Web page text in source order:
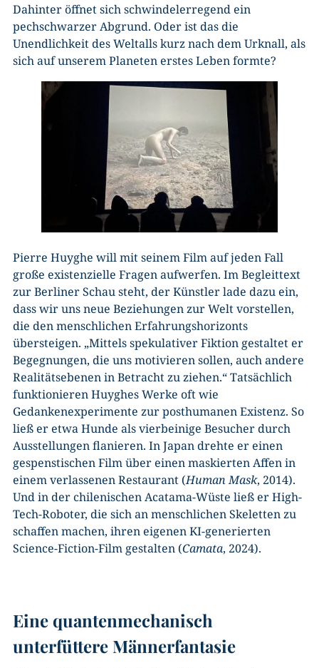
Dahinter öffnet sich schwindelerregend ein
pechschwarzer Abgrund. Oder ist das die
Unendlichkeit des Weltalls kurz nach dem Urknall, als
sich auf unserem Planeten erstes Leben formte?
Pierre Huyghe will mit seinem Film auf jeden Fall
große existenzielle Fragen aufwerfen. Im Begleittext
zur Berliner Schau steht, der Künstler lade dazu ein,
dass wir uns neue Beziehungen zur Welt vorstellen,
die den menschlichen Erfahrungshorizonts
übersteigen. „Mittels spekulativer Fiktion gestaltet er
Begegnungen, die uns motivieren sollen, auch andere
Realitätsebenen in Betracht zu ziehen.“ Tatsächlich
funktionieren Huyghes Werke oft wie
Gedankenexperimente zur posthumanen Existenz. So
ließ er etwa Hunde als vierbeinige Besucher durch
Ausstellungen flanieren. In Japan drehte er einen
gespenstischen Film über einen maskierten Affen in
einem verlassenen Restaurant (Human Mask, 2014).
Und in der chilenischen Acatama-Wüste ließ er High-
Tech-Roboter, die sich an menschlichen Skeletten zu
schaffen machen, ihren eigenen KI-generierten
Science-Fiction-Film gestalten (Camata, 2024).
Eine quantenmechanisch
unterfüttere Männerfantasie